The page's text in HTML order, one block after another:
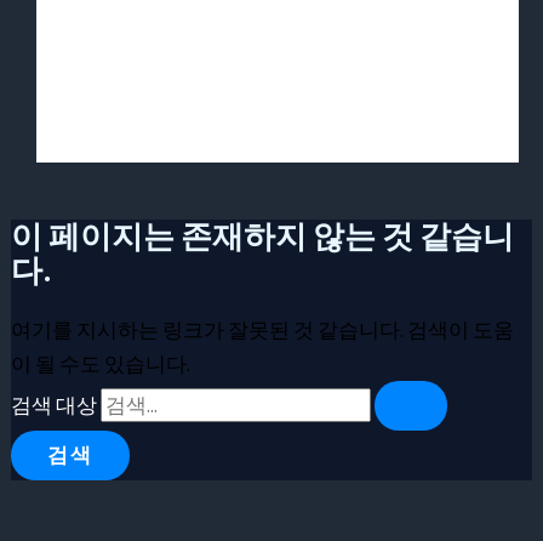
이 페이지는 존재하지 않는 것 같습니
다.
여기를 지시하는 링크가 잘못된 것 같습니다. 검색이 도움
이 될 수도 있습니다.
검색 대상